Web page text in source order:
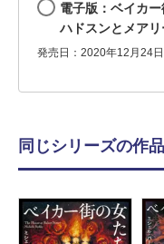
電子版：ベイカ
ハドスンとメア
発売日：2020年12月24日
同じシリーズの作品